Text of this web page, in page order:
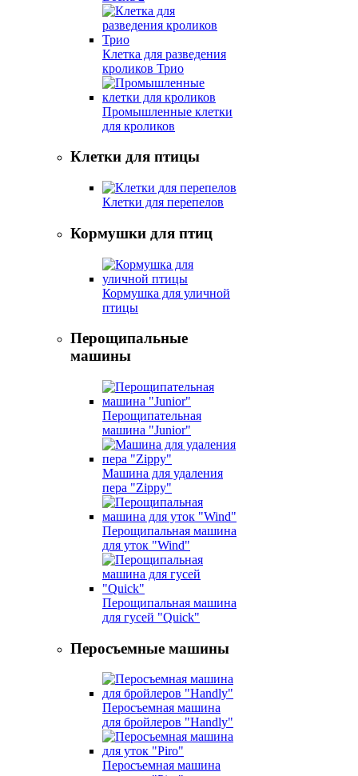
Клетка для разведения
кроликов Трио
Промышленные клетки
для кроликов
Клетки для птицы
Клетки для перепелов
Кормушки для птиц
Кормушка для уличной
птицы
Перощипальные
машины
Перощипательная
машина "Junior"
Машина для удаления
пера "Zippy"
Перощипальная машина
для уток "Wind"
Перощипальная машина
для гусей "Quick"
Перосъемные машины
Перосъемная машина
для бройлеров "Handly"
Перосъемная машина